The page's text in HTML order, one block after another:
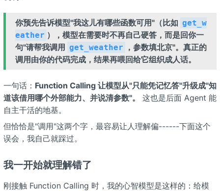
你预先告诉模型"我这儿有哪些函数可用"（比如 get_w
eather ），模型在需要时不再自己硬答，而是回你一
句"请帮我调用 get_weather
，参数填北京"。真正的
调用由你的代码完成，结果再喂回给它组织成人话。
一句话： Function Calling 让模型从"只能凭记忆答"升级成"知
道该借用哪个外部能力、并说清参数"。
这也是后面 Agent 能
自主干活的地基。
但恰恰是"调用"这两个字，最容易让人理解偏------下面这个
误会，我自己就踩过。
我一开始就理解错了
刚接触 Function Calling 时，我的心智模型是这样的：给模